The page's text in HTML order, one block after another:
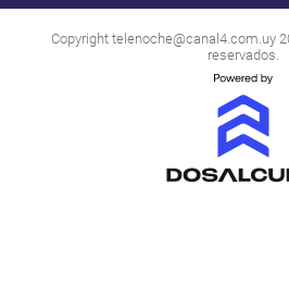
Copyright telenoche@canal4.com.uy
reservados.